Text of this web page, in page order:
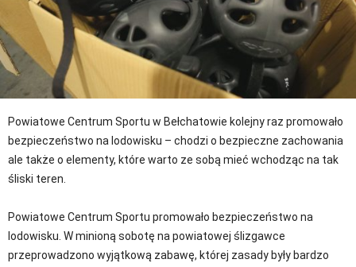
Powiatowe Centrum Sportu w Bełchatowie kolejny raz promowało
bezpieczeństwo na lodowisku – chodzi o bezpieczne zachowania
ale także o elementy, które warto ze sobą mieć wchodząc na tak
śliski teren.
Powiatowe Centrum Sportu promowało bezpieczeństwo na
lodowisku. W minioną sobotę na powiatowej ślizgawce
przeprowadzono wyjątkową zabawę, której zasady były bardzo